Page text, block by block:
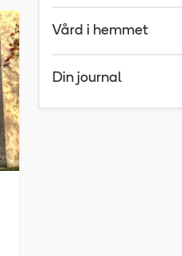
Vård i hemmet
Din journal